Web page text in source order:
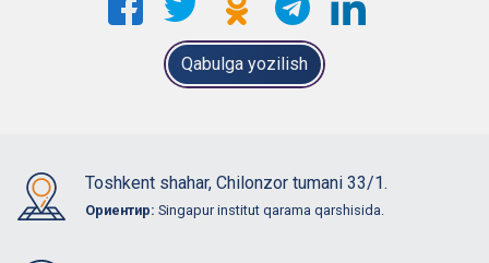
Qabulga yozilish
Toshkent shahar, Chilonzor tumani 33/1.
Ориентир: Singapur institut qarama qarshisida.